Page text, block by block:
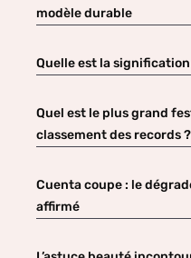
modèle durable
Quelle est la
Quel est le plus grand
classement des records ?
Cuenta coupe : le
affirmé